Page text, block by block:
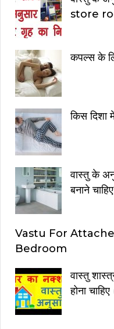
store
कपल्स के
किस
वास्तु के
बनाने
Vastu For
Bedroom
वास्तु
होना